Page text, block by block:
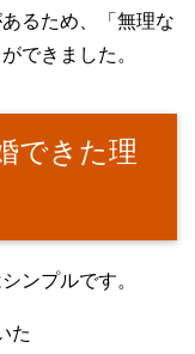
るため、「無理な
できました。
できた理
ンプルです。
た